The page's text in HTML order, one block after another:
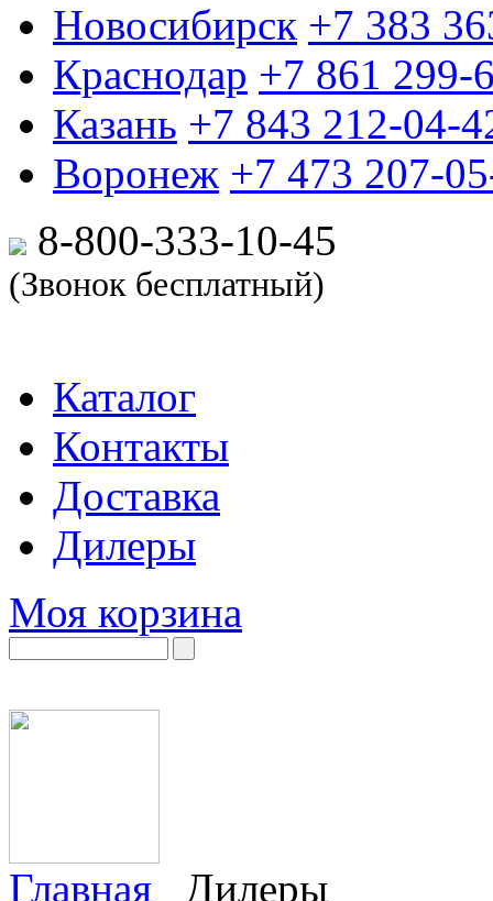
Новосибирск +7 383
Краснодар +7 861 299-
Казань +7 843 212-04-
Воронеж +7 473 207-
8-800-333-10-45
(Звонок бесплатный)
Каталог
Контакты
Доставка
Дилеры
Моя корзина
Главная Дилеры